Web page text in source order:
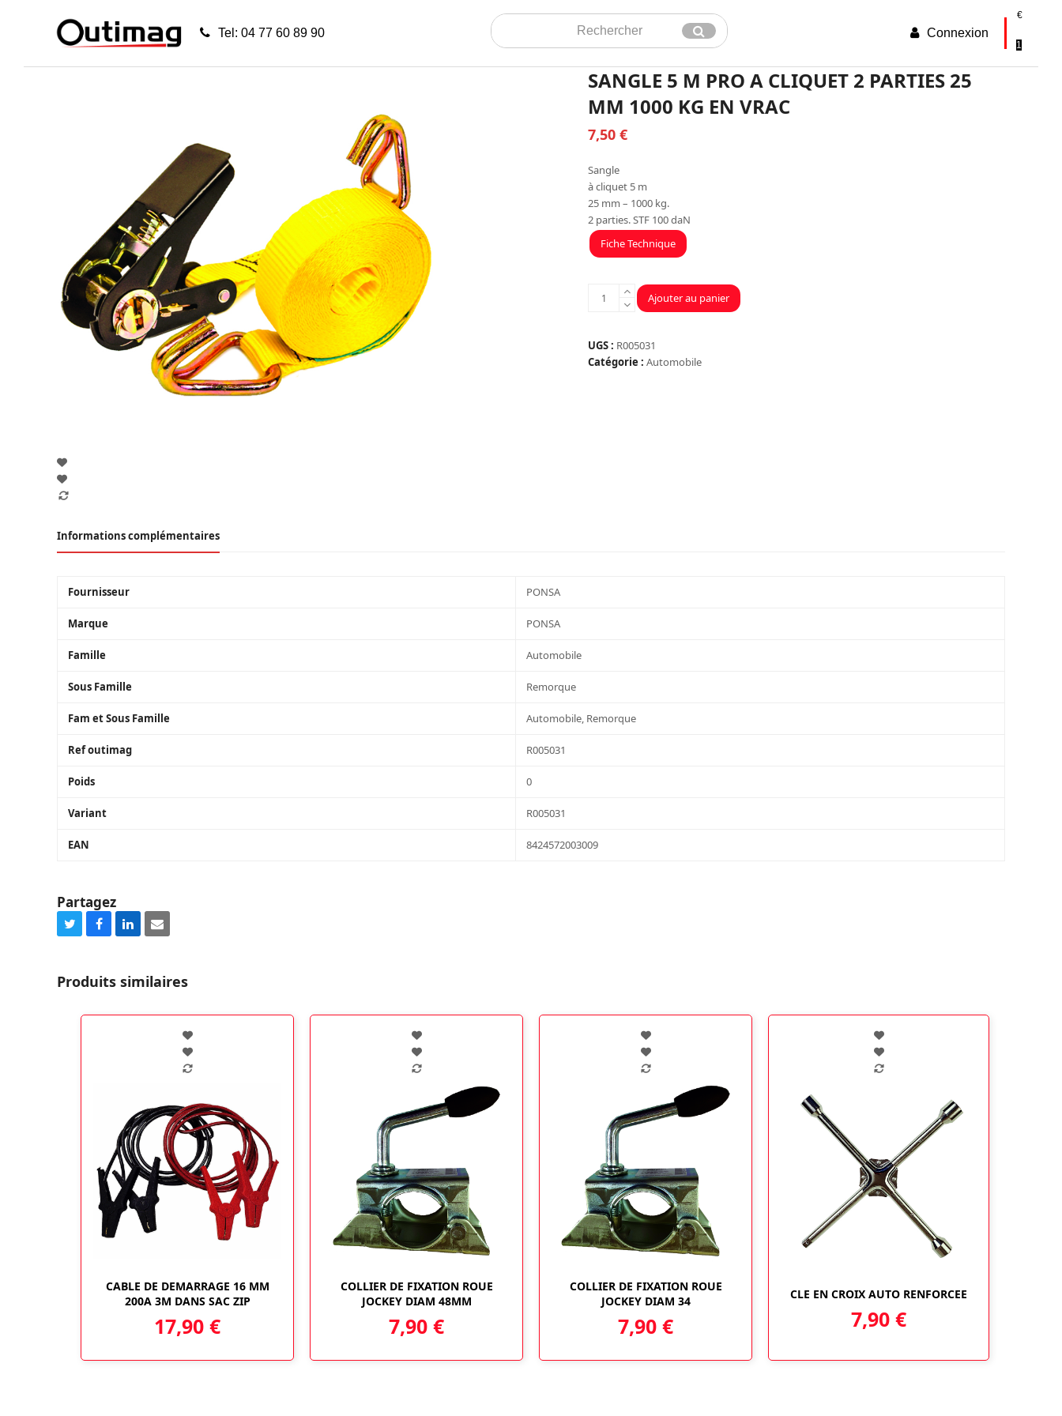
Tel: 04 77 60 89 90
Rechercher
Envoyer Connexion
€
1
SANGLE 5 M PRO A CLIQUET 2 PARTIES 25
MM 1000 KG EN VRAC
7,50 €
Sangle
à cliquet 5 m
25 mm – 1000 kg.
2 parties. STF 100 daN
Fiche Technique
quantité
5
M
Ajouter au panier
UGS : R005031
Catégorie : Automobile
Informations complémentaires
Fournisseur PONSA
Marque PONSA
Famille Automobile
Sous Famille Remorque
Fam et Sous Famille Automobile, Remorque
Ref outimag R005031
Poids 0
Variant R005031
EAN 8424572003009
Partagez
Share
Twitter
Share
Facebook
Share
LinkedIn
Share
Email
Produits similaires
CABLE DE DEMARRAGE 16 MM
200A 3M DANS SAC ZIP
17,90 €
COLLIER DE FIXATION ROUE
JOCKEY DIAM 48MM
7,90 €
COLLIER DE FIXATION ROUE
JOCKEY DIAM 34
7,90 €
CLE EN CROIX AUTO RENFORCEE
7,90 €